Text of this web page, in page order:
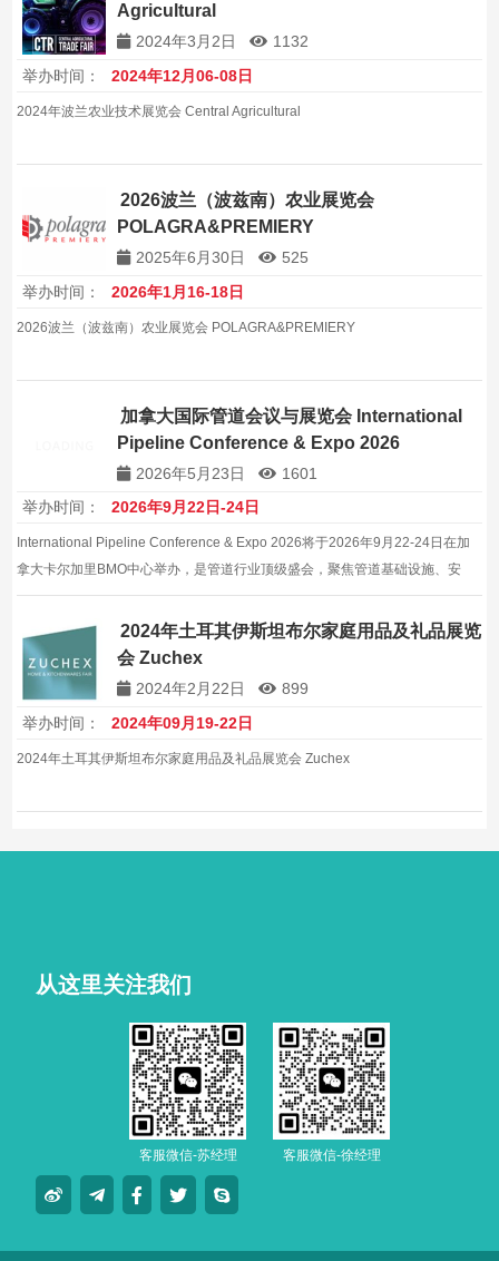
Agricultural
2024年3月2日
1132
举办时间：
2024年12月06-08日
2024年波兰农业技术展览会 Central Agricultural
2026波兰（波兹南）农业展览会
POLAGRA&PREMIERY
2025年6月30日
525
举办时间：
2026年1月16-18日
2026波兰（波兹南）农业展览会 POLAGRA&PREMIERY
加拿大国际管道会议与展览会 International
Pipeline Conference & Expo 2026
2026年5月23日
1601
举办时间：
2026年9月22日-24日
International Pipeline Conference & Expo 2026将于2026年9月22-24日在加
拿大卡尔加里BMO中心举办，是管道行业顶级盛会，聚焦管道基础设施、安
全、数字化和能源转型，汇聚300+展商和全球行业专家。
2024年土耳其伊斯坦布尔家庭用品及礼品展览
会 Zuchex
2024年2月22日
899
举办时间：
2024年09月19-22日
2024年土耳其伊斯坦布尔家庭用品及礼品展览会 Zuchex
从这里关注我们
客服微信-苏经理 客服微信-徐经理